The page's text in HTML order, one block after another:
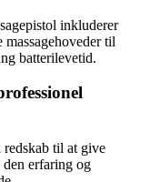
inkluderer
til
batterilevetid.
redskab til at give
erfaring og